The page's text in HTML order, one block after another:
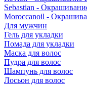
Sebastian -
Moroccanoil -
Для мужчин
Гель для укладки
Помада для укладки
Маска для волос
Пудра для волос
Шампунь для волос
Лосьон для волос